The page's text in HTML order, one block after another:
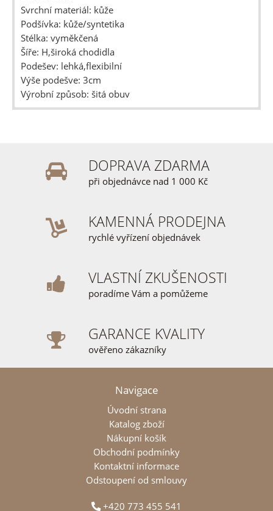
Svrchní materiál: kůže
Podšívka: kůže/syntetika
Stélka: vyměkčená
Šíře: H,široká chodidla
Podešev: lehká,flexibilní
Výše podešve: 3cm
Výrobní způsob: šitá obuv
DOPRAVA ZDARMA
při objednávce nad 1 000 Kč
KAMENNÁ PRODEJNA
rychlé vyřízení objednávek
VLASTNÍ ZKUŠENOSTI
poradíme Vám a pomůžeme
GARANCE KVALITY
ověřeno zákazníky
Navigace
Úvodní strana
Katalog zboží
Nákupní košík
Obchodní podmínky
Kontaktní informace
Odstoupení od smlouvy
+420 773 455 541